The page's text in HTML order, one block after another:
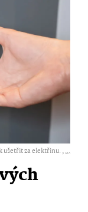
ušetřit za elektřinu. ,...